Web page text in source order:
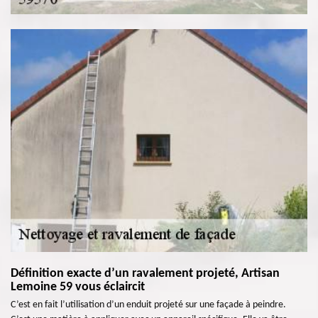
Définition exacte d’un ravalement projeté, Artisan
Lemoine 59 vous éclaircit
C’est en fait l’utilisation d’un enduit projeté sur une façade à peindre.